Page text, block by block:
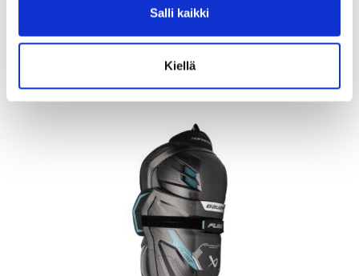
Salli kaikki
Kiellä
229.90
Tarkastele tuotetta